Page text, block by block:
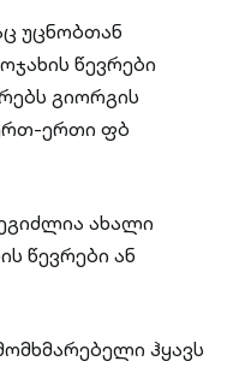
უცნობთან
წევრები
გიორგის
ერთი ფბ
ახალი
წევრები ან
ჰყავს